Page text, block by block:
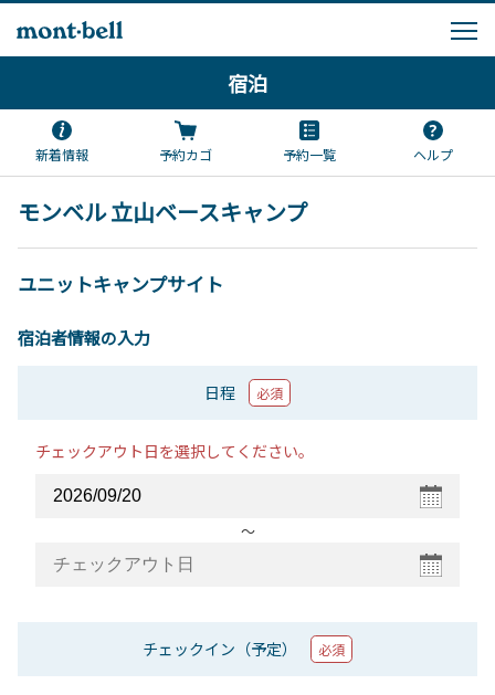
宿泊
新着情報 予約カゴ 予約一覧 ヘルプ
モンベル 立山ベースキャンプ
ユニットキャンプサイト
宿泊者情報の入力
日程 必須
チェックアウト日を選択してください。
〜
チェックイン（予定） 必須